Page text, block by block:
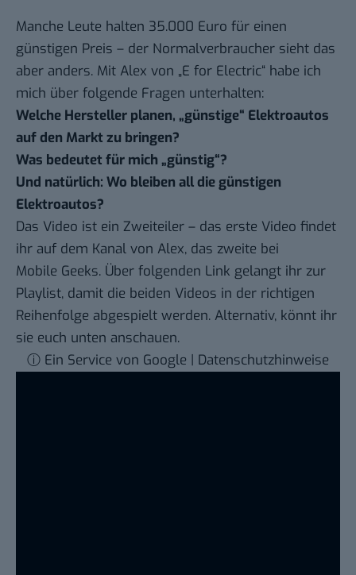
Manche Leute halten 35.000 Euro für einen
günstigen Preis – der Normalverbraucher sieht das
aber anders. Mit Alex von „E for Electric“ habe ich
mich über folgende Fragen unterhalten:
Welche Hersteller planen, „günstige“ Elektroautos
auf den Markt zu bringen?
Was bedeutet für mich „günstig“?
Und natürlich: Wo bleiben all die günstigen
Elektroautos?
Das Video ist ein Zweiteiler – das erste Video findet
ihr auf dem Kanal von Alex, das zweite bei
Mobile Geeks. Über folgenden Link gelangt ihr zur
Playlist, damit die beiden Videos in der richtigen
Reihenfolge abgespielt werden. Alternativ, könnt ihr
sie euch unten anschauen.
ⓘ Ein Service von Google | Datenschutzhinweise